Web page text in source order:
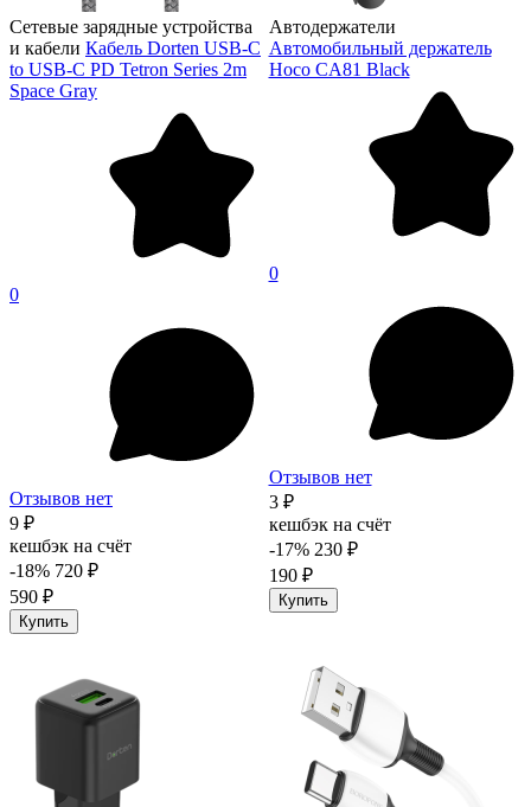
Сетевые зарядные устройства
и кабели Кабель Dorten USB-C
to USB-C PD Tetron Series 2m
Space Gray
0
Отзывов нет
9 ₽
кешбэк на счёт
-18% 720 ₽
590 ₽
Купить
Автодержатели
Автомобильный держатель
Hoco CA81 Black
0
Отзывов нет
3 ₽
кешбэк на счёт
-17% 230 ₽
190 ₽
Купить